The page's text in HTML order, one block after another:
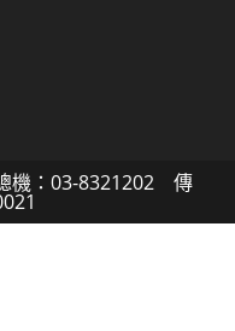
機：03-8321202 傳